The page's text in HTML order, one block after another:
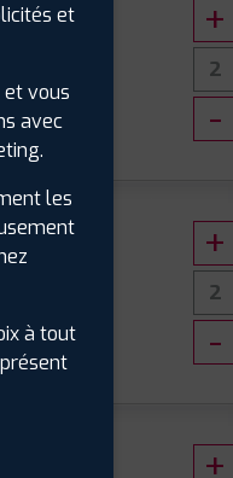
B 71
B 71
et
et vous
avec
les
à tout